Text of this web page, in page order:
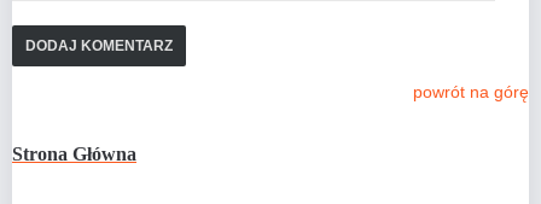
powrót na górę
Strona Główna